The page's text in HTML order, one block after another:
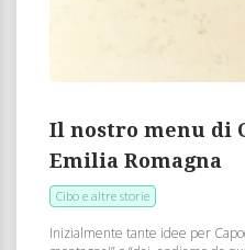
Il nostro menu di
Emilia Romagna
Cibo e altre storie
Inizialmente tante idee per